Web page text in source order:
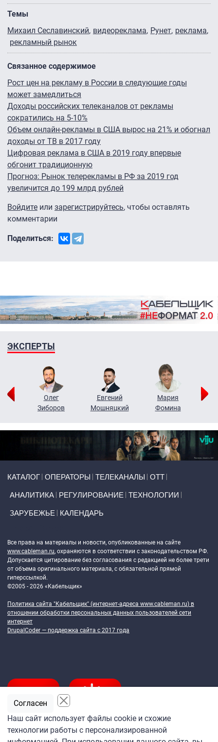
Темы
Михаил Сеславинский видеореклама Рунет реклама
рекламный рынок
Связанное содержимое
Рост цен на рекламу в России в следующие годы
может замедлиться
Доходы российских телеканалов от рекламы
сократились на 5-10%
Объем онлайн-рекламы в США вырос на 21% и обогнал
доходы от ТВ в 2017 году
Цифровая реклама в США в 2019 году впервые
обгонит традиционную
Прогноз: Рынок телерекламы в РФ за 2019 год
увеличится до 199 млрд рублей
Войдите или зарегистрируйтесь, чтобы оставлять
комментарии
Поделиться:
ЭКСПЕРТЫ
Олег
Зиборов
Евгений
Мошняцкий
Мария
Фомина
КАТАЛОГ ОПЕРАТОРЫ ТЕЛЕКАНАЛЫ ОТТ
АНАЛИТИКА РЕГУЛИРОВАНИЕ ТЕХНОЛОГИИ
ЗАРУБЕЖЬЕ КАЛЕНДАРЬ
Все права на материалы и новости, опубликованные на сайте
www.cableman.ru, охраняются в соответствии с законодательством РФ.
Допускается цитирование без согласования с редакцией не более трети
от объема оригинального материала, с обязательной прямой
гиперссылкой.
©2005 - 2026 «Кабельщик»
Политика сайта "Кабельщик" (интернет-адреса www.cableman.ru) в
отношении обработки персональных данных пользователей сети
интернет
DrupalCoder — поддержка сайта c 2017 года
Наш сайт использует файлы cookie и схожие
технологии работы с персонализированной
Согласен